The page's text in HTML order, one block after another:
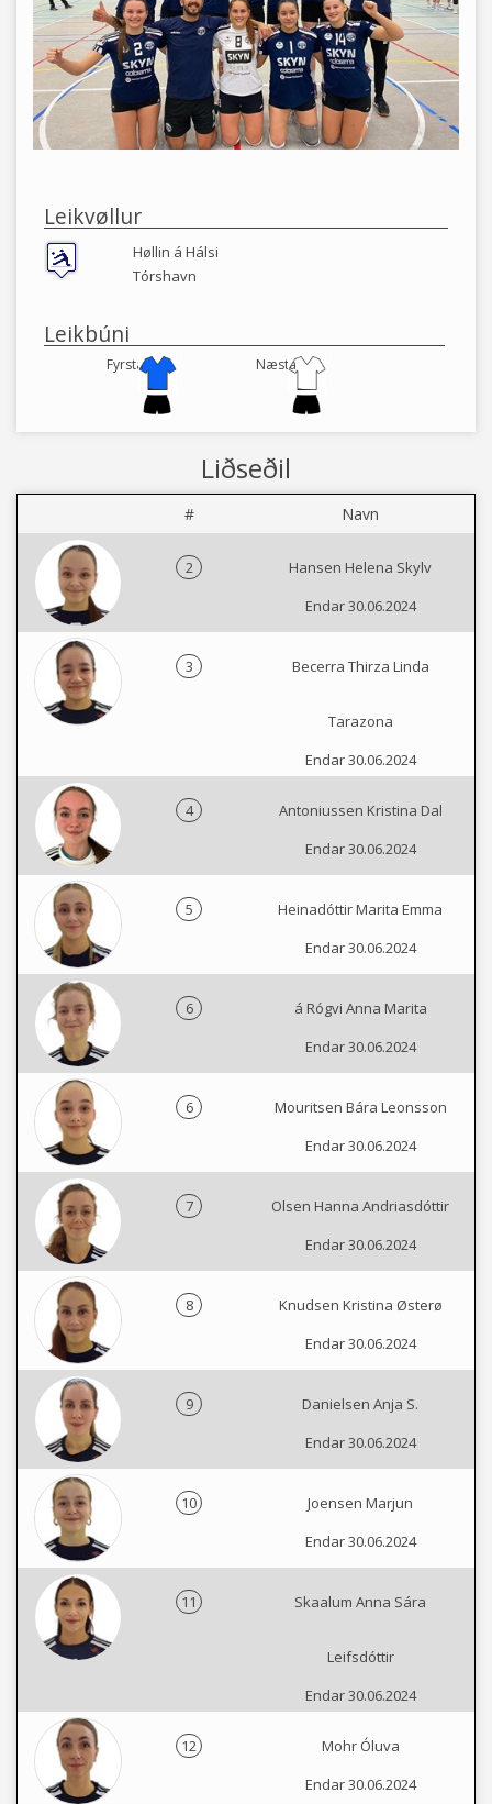
Leikvøllur
Høllin á Hálsi
Tórshavn
Leikbúni
Fyrsta Næsta
Liðseðil
# Navn
2
Hansen Helena Skylv
Endar 30.06.2024
3 Becerra Thirza Linda
Tarazona
Endar 30.06.2024
4
Antoniussen Kristina Dal
Endar 30.06.2024
5
Heinadóttir Marita Emma
Endar 30.06.2024
6
á Rógvi Anna Marita
Endar 30.06.2024
6
Mouritsen Bára Leonsson
Endar 30.06.2024
7
Olsen Hanna Andriasdóttir
Endar 30.06.2024
8
Knudsen Kristina Østerø
Endar 30.06.2024
9
Danielsen Anja S.
Endar 30.06.2024
10
Joensen Marjun
Endar 30.06.2024
11 Skaalum Anna Sára
Leifsdóttir
Endar 30.06.2024
12
Mohr Óluva
Endar 30.06.2024